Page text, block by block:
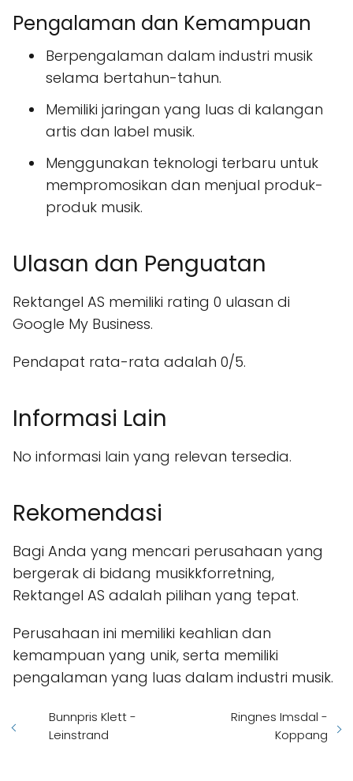
Pengalaman dan Kemampuan
Berpengalaman dalam industri musik
selama bertahun-tahun.
Memiliki jaringan yang luas di kalangan
artis dan label musik.
Menggunakan teknologi terbaru untuk
mempromosikan dan menjual produk-
produk musik.
Ulasan dan Penguatan
Rektangel AS memiliki rating 0 ulasan di
Google My Business.
Pendapat rata-rata adalah 0/5.
Informasi Lain
No informasi lain yang relevan tersedia.
Rekomendasi
Bagi Anda yang mencari perusahaan yang
bergerak di bidang musikkforretning,
Rektangel AS adalah pilihan yang tepat.
Perusahaan ini memiliki keahlian dan
kemampuan yang unik, serta memiliki
pengalaman yang luas dalam industri musik.
Bunnpris Klett -
Leinstrand
Ringnes Imsdal -
Koppang